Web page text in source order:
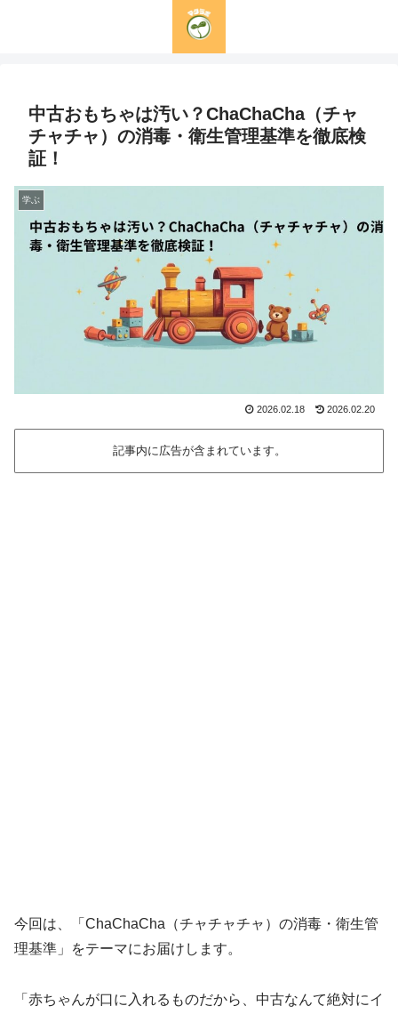
中古おもちゃは汚い？ChaChaCha（チャ
チャチャ）の消毒・衛生管理基準を徹底検
証！
学ぶ
2026.02.18 2026.02.20
記事内に広告が含まれています。
今回は、「ChaChaCha（チャチャチャ）の消毒・衛生管
理基準」をテーマにお届けします。
「赤ちゃんが口に入れるものだから、中古なんて絶対にイ